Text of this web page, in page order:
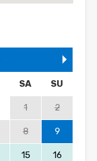
SA SU
1 2
8 9
15 16